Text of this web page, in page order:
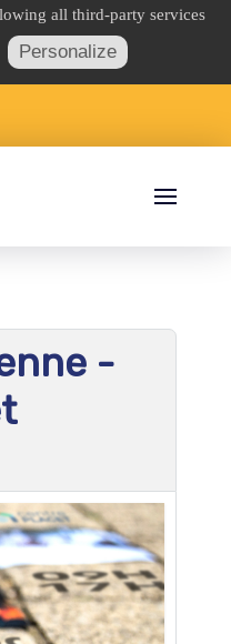
·Recevez notre
-
all third-party services
Personalize